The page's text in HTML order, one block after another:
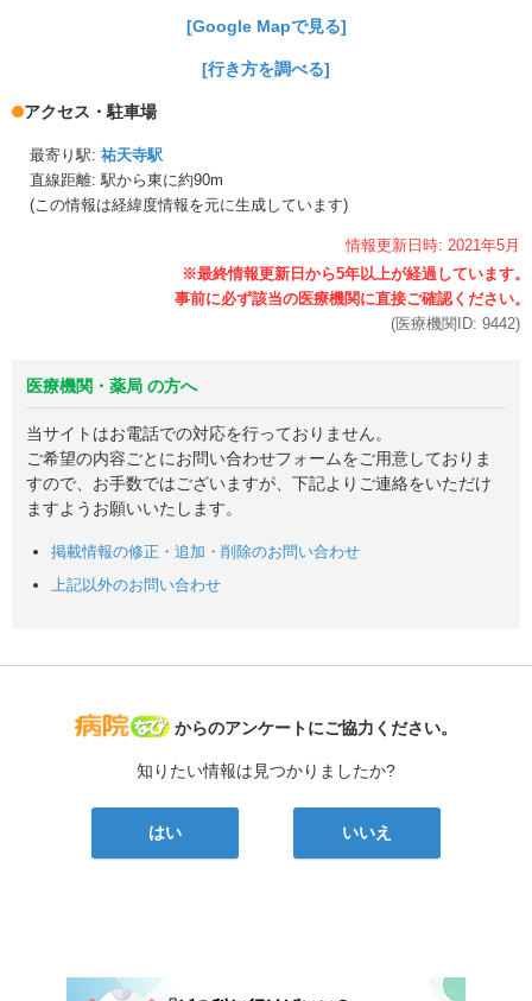
[Google Mapで見る]
[行き方を調べる]
アクセス・駐車場
最寄り駅: 祐天寺駅
直線距離: 駅から東に約90m
(この情報は経緯度情報を元に生成しています)
情報更新日時: 2021年5月
(医療機関ID: 9442)
医療機関・薬局 の方へ
当サイトはお電話での対応を行っておりません。
ご希望の内容ごとにお問い合わせフォームをご用意しておりま
すので、お手数ではございますが、下記よりご連絡をいただけ
ますようお願いいたします。
掲載情報の修正・追加・削除のお問い合わせ
上記以外のお問い合わせ
病院なび
からのアンケートにご協力ください。
知りたい情報は見つかりましたか?
はい いいえ